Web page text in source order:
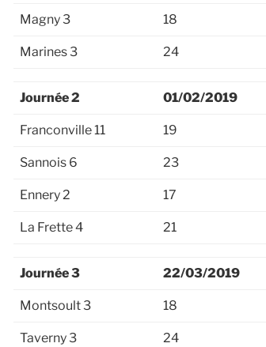
Magny 3 18
Marines 3 24
Journée 2 01/02/2019
Franconville 11 19
Sannois 6 23
Ennery 2 17
La Frette 4 21
Journée 3 22/03/2019
Montsoult 3 18
Taverny 3 24